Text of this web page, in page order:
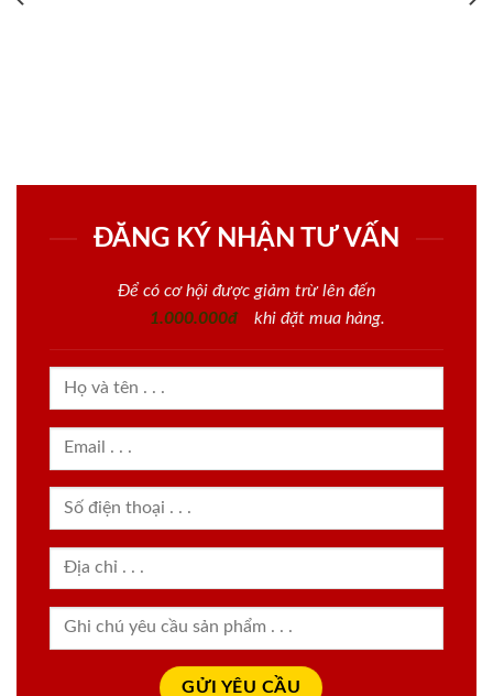
ĐĂNG KÝ NHẬN TƯ VẤN
Để có cơ hội được giảm trừ lên đến
1.000.000đ
khi đặt mua hàng.